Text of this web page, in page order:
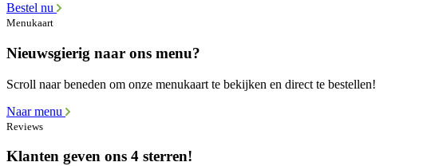
Bestel nu
Menukaart
Nieuwsgierig naar ons menu?
Scroll naar beneden om onze menukaart te bekijken en direct te bestellen!
Naar menu
Reviews
Klanten geven ons 4 sterren!